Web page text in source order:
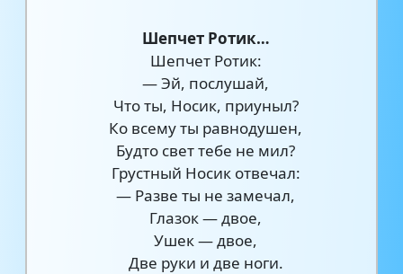
Шепчет Ротик…
Шепчет Ротик:
— Эй, послушай,
Что ты, Носик, приуныл?
Ко всему ты равнодушен,
Будто свет тебе не мил?
Грустный Носик отвечал:
— Разве ты не замечал,
Глазок — двое,
Ушек — двое,
Две руки и две ноги.